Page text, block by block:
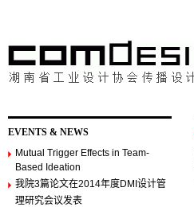
EVENTS & NEWS
Mutual Trigger Effects in Team-
Based Ideation
我院3篇论文在2014年度DMI设计管
理研究会议发表